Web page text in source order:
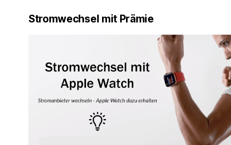
Stromwechsel mit Prämie